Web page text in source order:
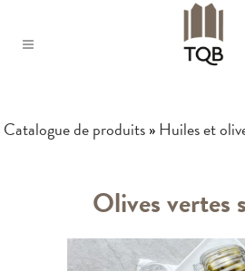
Catalogue de produits»Huiles et
Olives vertes